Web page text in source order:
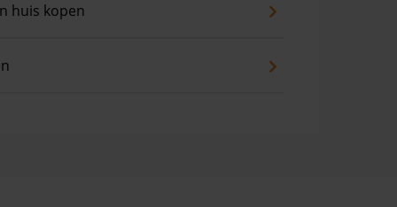
huis kopen